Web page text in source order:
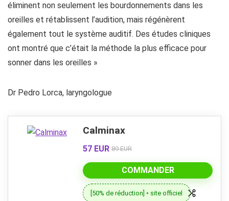
éliminent non seulement les bourdonnements dans les
oreilles et rétablissent l’audition, mais régénèrent
également tout le système auditif. Des études cliniques
ont montré que c’était la méthode la plus efficace pour
sonner dans les oreilles »
Dr Pedro Lorca, laryngologue
Calminax
57 EUR 89 EUR
COMMANDER
[50% de réduction] • site officiel